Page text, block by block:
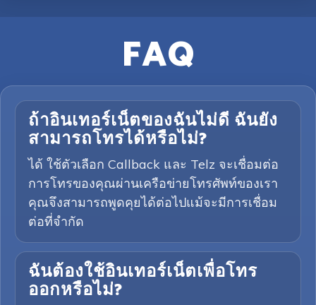
FAQ
ถ้าอินเทอร์เน็ตของฉันไม่ดี ฉันยัง
สามารถโทรได้หรือไม่?
ได้ ใช้ตัวเลือก Callback และ Telz จะเชื่อมต่อ
การโทรของคุณผ่านเครือข่ายโทรศัพท์ของเรา
คุณจึงสามารถพูดคุยได้ต่อไปแม้จะมีการเชื่อม
ต่อที่จำกัด
ฉันต้องใช้อินเทอร์เน็ตเพื่อโทร
ออกหรือไม่?